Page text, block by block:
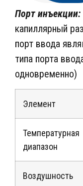
Порт инъекции:
капиллярный
порт ввода
типа порта
одновременно)
Элемент
Температурная
диапазон
Воздушность